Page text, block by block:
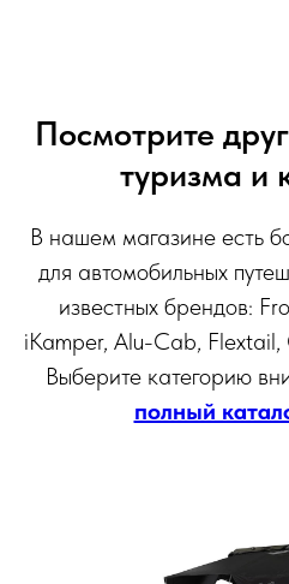
Посмотрите
туризма и
В нашем магазине есть
для автомобильных
известных брендов:
iKamper, Alu-Cab, Flextail,
Выберите категорию
полный